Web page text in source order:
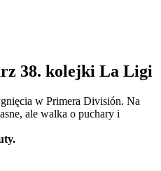
38. kolejki La Ligi
w Primera División. Na
ale walka o puchary i